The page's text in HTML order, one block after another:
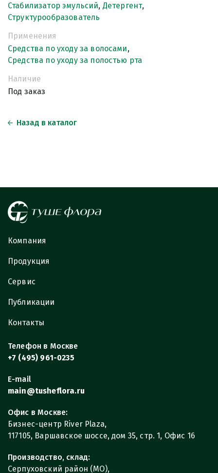
Стабилизатор эмульсий, Детергент,
Структурообразователь
Применения
Средства по уходу за волосами,
Средства по уходу за полостью рта
Наличие
Под заказ
Назад в каталог
Компания
Продукция
Сервис
Публикации
Контакты
Телефон в Москве
+7 (495) 961-0235
E-mail
main@tusheflora.ru
Офис в Москве:
Бизнес-центр River Plaza,
117105, Варшавское шоссе, дом 35, стр. 1, Офис 16
Производство, склад:
Серпуховский район (МО),